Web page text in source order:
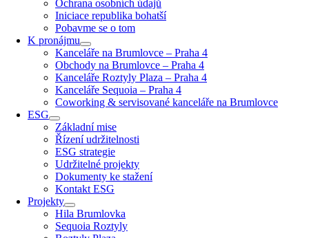
Ochrana osobních údajů
Iniciace republika bohatší
Pobavme se o tom
K pronájmu
Kanceláře na Brumlovce – Praha 4
Obchody na Brumlovce – Praha 4
Kanceláře Roztyly Plaza – Praha 4
Kanceláře Sequoia – Praha 4
Coworking & servisované kanceláře na Brumlovce
ESG
Základní mise
Řízení udržitelnosti
ESG strategie
Udržitelné projekty
Dokumenty ke stažení
Kontakt ESG
Projekty
Hila Brumlovka
Sequoia Roztyly